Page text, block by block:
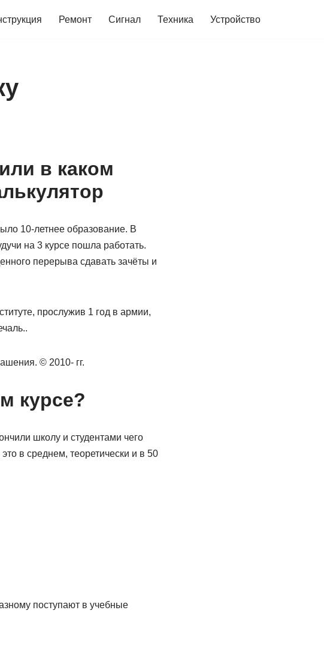
Ремонт Сигнал Техника Устройство
в каком
10-летнее образование. В
на 3 курсе пошла работать.
перерыва сдавать зачёты и
прослужив 1 год в армии,
© 2010- гг.
курсе?
школу и студентами чего
в среднем, теоретически и в 50
поступают в учебные